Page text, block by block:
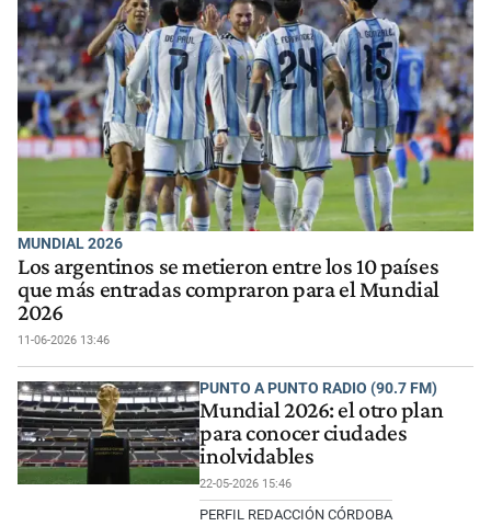
MUNDIAL 2026
Los argentinos se metieron entre los 10 países
que más entradas compraron para el Mundial
2026
11-06-2026 13:46
PUNTO A PUNTO RADIO (90.7 FM)
Mundial 2026: el otro plan
para conocer ciudades
inolvidables
22-05-2026 15:46
PERFIL REDACCIÓN CÓRDOBA